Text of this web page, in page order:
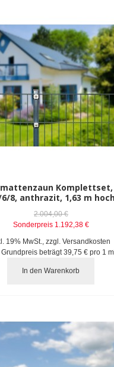
Komplettset,
8, anthrazit, 1,63 m
2.004,00 €
Sonderpreis 1.192,38 €
19% MwSt.
,zzgl.Versandkosten
Grundpreis beträgt39,75 € pro 1
In den Warenkorb